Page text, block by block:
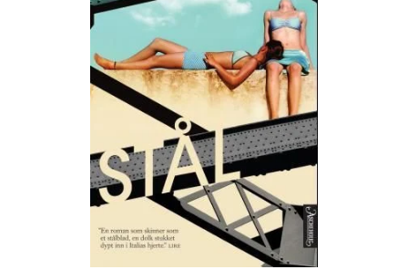
Hypopressiv trening
The Housemaid